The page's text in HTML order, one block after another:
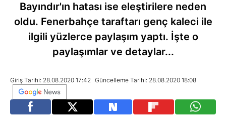
Bayındır'ın hatası ise eleştirilere neden
oldu. Fenerbahçe taraftarı genç kaleci ile
ilgili yüzlerce paylaşım yaptı. İşte o
paylaşımlar ve detaylar...
Giriş Tarihi: 28.08.2020 17:42 Güncelleme Tarihi: 28.08.2020 18:08